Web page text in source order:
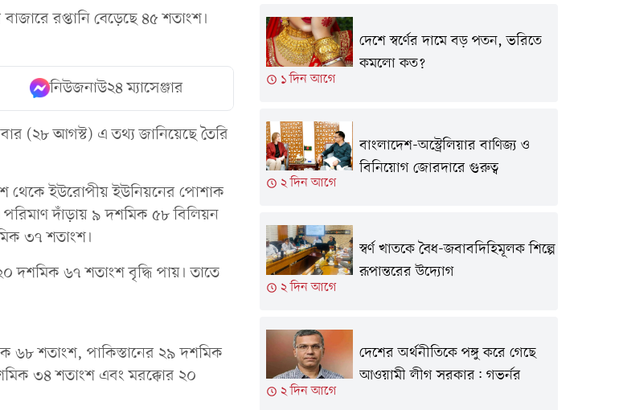
রপ্তানি বেড়েছে ৪৫ শতাংশ।
নিউজনাউ২৪ ম্যাসেঞ্জার
(২৮ আগস্ট) এ তথ্য জানিয়েছে তৈরি
থেকে ইউরোপীয় ইউনিয়নের পোশাক
দাঁড়ায় ৯ দশমিক ৫৮ বিলিয়ন
৩৭ শতাংশ।
৬৭ শতাংশ বৃদ্ধি পায়। তাতে
৬৮ শতাংশ, পাকিস্তানের ২৯ দশমিক
৩৪ শতাংশ এবং মরক্কোর ২০
১ দিন আগে
দেশে স্বর্ণের দামে বড় পতন, ভরিতে
কমলো কত?
২ দিন আগে
বাংলাদেশ-অস্ট্রেলিয়ার বাণিজ্য ও
বিনিয়োগ জোরদারে গুরুত্ব
২ দিন আগে
স্বর্ণ খাতকে বৈধ-জবাবদিহিমূলক শিল্পে
রূপান্তরের উদ্যোগ
২ দিন আগে
দেশের অর্থনীতিকে পঙ্গু করে গেছে
আওয়ামী লীগ সরকার: গভর্নর